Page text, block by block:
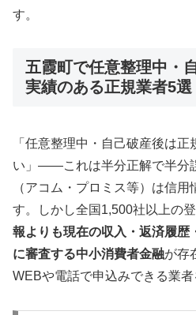
す。
五霞町で任意整理中・
実績のある正規業者5選
「任意整理中・自己破産後は
い」——これは半分正解で半分
（アコム・プロミス等）は信
す。しかし全国1,500社以上の
報よりも現在の収入・返済履歴
に審査する中小消費者金融が存
WEBや電話で申込みできる業者